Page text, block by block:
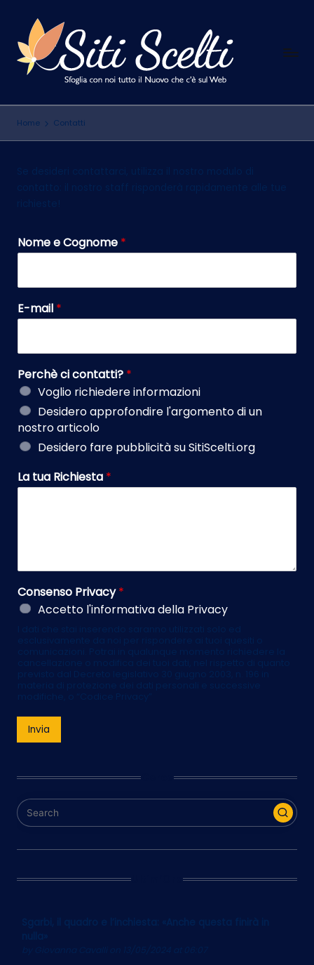
content
S
t
t
Sfoglia
con
il
Nuovo
Home Contatti
Se desideri contattarci, utilizza il nostro modulo di
contatto: il nostro staff risponderà rapidamente alle tue
Nome e Cognome *
E-mail *
Perchè ci contatti? *
Voglio richiedere informazioni
Desidero approfondire l'argomento di un
nostro articolo
Desidero fare pubblicità su SitiScelti.org
La tua Richiesta *
Consenso Privacy*
Accetto l'informativa della Privacy
I dati che stai inserendo saranno utilizzati solo ed
esclusivamente da noi per rispondere ai tuoi quesiti o
comunicazioni. Potrai in qualunque momento richiedere la
cancellazione o modifica dei tuoi dati, nel rispetto di quanto
previsto dal Decreto legislativo 30 giugno 2003, n. 196 in
materia di protezione dei dati personali e successive
modifiche, o “Codice Privacy”
Invia
Cerca
Sgarbi, il quadro e l’inchiesta: «Anche questa finirà in
nulla»
on 13/05/2024 at 06:07